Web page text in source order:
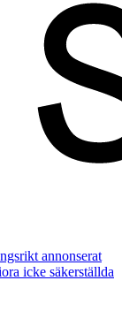
annonserat
icke säkerställda